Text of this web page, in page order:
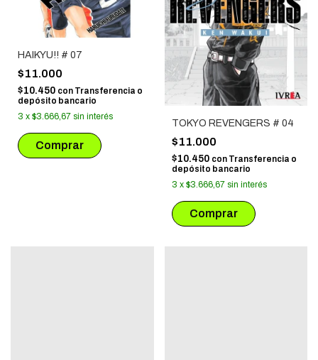
HAIKYU!! # 07
$11.000
$10.450 con Transferencia o
depósito bancario
3 x $3.666,67 sin interés
TOKYO REVENGERS # 04
$11.000
$10.450 con Transferencia o
depósito bancario
3 x $3.666,67 sin interés